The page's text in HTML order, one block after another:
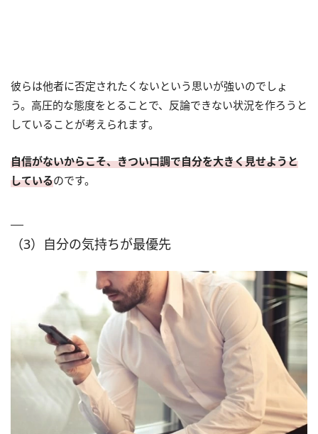
彼らは他者に否定されたくないという思いが強いのでしょ
う。高圧的な態度をとることで、反論できない状況を作ろうと
していることが考えられます。
自信がないからこそ、きつい口調で自分を大きく見せようと
しているのです。
（3）自分の気持ちが最優先